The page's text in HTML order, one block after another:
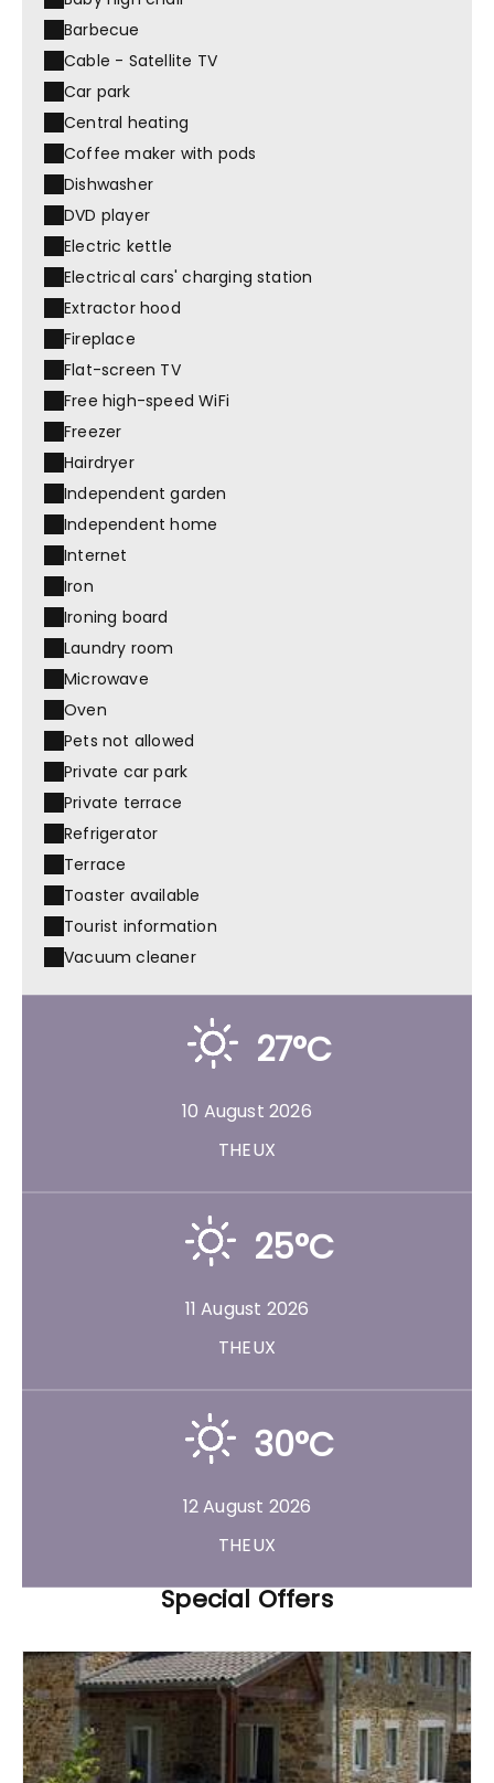
Barbecue
Cable - Satellite TV
Car park
Central heating
Coffee maker with pods
Dishwasher
DVD player
Electric kettle
Electrical cars' charging station
Extractor hood
Fireplace
Flat-screen TV
Free high-speed WiFi
Freezer
Hairdryer
Independent garden
Independent home
Internet
Iron
Ironing board
Laundry room
Microwave
Oven
Pets not allowed
Private car park
Private terrace
Refrigerator
Terrace
Toaster available
Tourist information
Vacuum cleaner
27°C
10 August 2026
THEUX
25°C
11 August 2026
THEUX
30°C
12 August 2026
THEUX
Special Offers